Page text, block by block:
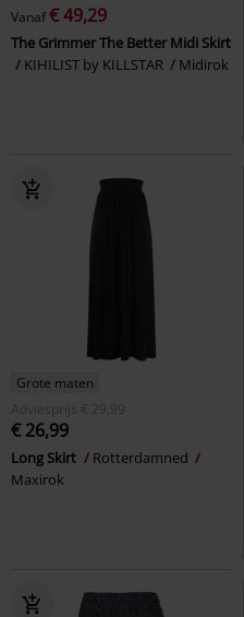
Vanaf€ 49,29
The Grimmer The Better Midi Skirt
KIHILIST by KILLSTAR
Midirok
Grote maten
Adviesprijs
€ 29,99
€ 26,99
Long Skirt
Rotterdamned
Maxirok